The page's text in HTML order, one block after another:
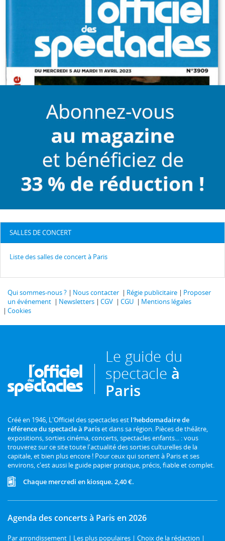
SALLES DE CONCERT
Liste des salles de concert à Paris
Qui sommes-nous ? Nous contacter Régie publicitaire
Proposer
un événement
Newsletters CGV CGU
Mentions légales
Cookies
Le guide du
spectacle à
Paris
Créé en 1946, L'Officiel des spectacles est l'hebdomadaire de
référence du spectacle à Pariset dans sa région. Pièces de théâtre,
expositions, sorties cinéma, concerts, spectacles enfants... : vous
trouverez sur ce site toute l'actualité des sorties culturelles de la
capitale, et bien plus encore ! Pour ceux qui sortent à Paris et ses
environs, c'est aussi le guide papier pratique, précis, fiable et complet.
Chaque mercredi en kiosque. 2,40 €.
Agenda des concerts à Paris en 2026
Par arrondissement | Les plus populaires | Choix de la rédaction |